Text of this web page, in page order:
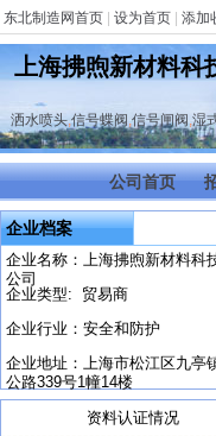
东北制造网首页 设为首页 添加
上海拂煦新材料科
洒水喷头,信号蝶阀 ,信号闸阀,湿
公司首页
企业档案
企业名称：上海拂煦新材料科
公司
企业类型: 贸易商
企业行业：安全和防护
企业地址：上海市松江区九亭
公路339号1幢14楼
资料认证情况